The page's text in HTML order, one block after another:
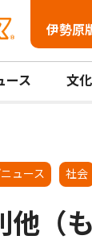
伊勢原
ース 文化
ュース 社会
他（